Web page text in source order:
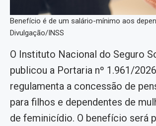
Benefício é de um salário-mínimo aos
Divulgação/INSS
O Instituto Nacional do Seguro
publicou a Portaria nº 1.961/
regulamenta a concessão de
para filhos e dependentes de
de feminicídio. O benefício será